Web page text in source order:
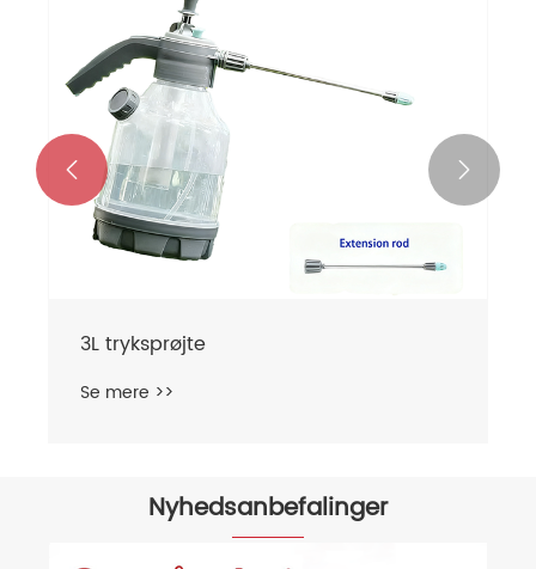
3L tryksprøjte
Se mere >>
 
Nyhedsanbefalinger